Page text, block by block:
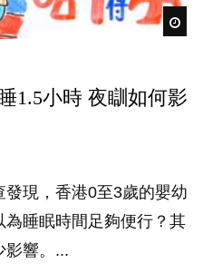
1.5小時 夜瞓如何影
現，香港0至3歲的嬰幼
為睡眠時間足夠便行？其
影響。...